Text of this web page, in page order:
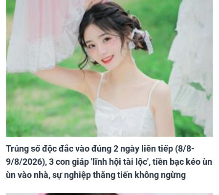
Trúng số độc đắc vào đúng 2 ngày liên tiếp (8/8-
9/8/2026), 3 con giáp 'lĩnh hội tài lộc', tiền bạc kéo ùn
ùn vào nhà, sự nghiệp thăng tiến không ngừng